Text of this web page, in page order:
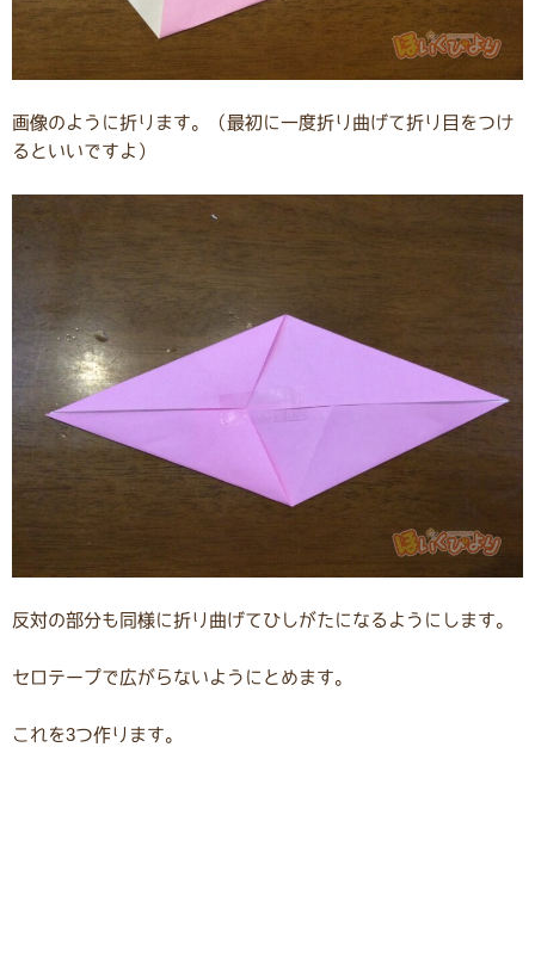
画像のように折ります。（最初に一度折り曲げて折り目をつけ
るといいですよ）
反対の部分も同様に折り曲げてひしがたになるようにします。
セロテープで広がらないようにとめます。
これを3つ作ります。